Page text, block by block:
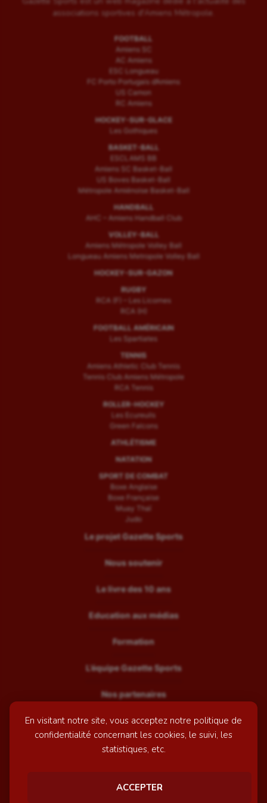
En visitant notre site, vous acceptez notre politique de
confidentialité concernant les cookies, le suivi, les
statistiques, etc.
ACCEPTER
associations sportives d'Amiens Métropole.
FOOTBALL
Amiens SC
AC Amiens
ESC Longueau
FC Porto Portugais d’Amiens
US Camon
RC Amiens
HOCKEY-SUR-GLACE
Les Gothiques
BASKET-BALL
ESCLAMS BB
Amiens SC Basket-Ball
US Boves Basket-Ball
Métropole Amiénoise Basket-Ball
HANDBALL
AHC – Amiens Handball Club
VOLLEY-BALL
Amiens Métropole Volley Ball
Longueau Amiens Metropole Volley Ball
HOCKEY-SUR-GAZON
RUGBY
RCA (F) – Les Licornes
RCA (H)
FOOTBALL AMÉRICAIN
Les Spartiates
TENNIS
Amiens Athletic Club Tennis
Tennis Club Amiens Métropole
RCA Tennis
ROLLER-HOCKEY
Les Ecureuils
Green Falcons
ATHLÉTISME
NATATION
SPORT DE COMBAT
Boxe Anglaise
Boxe Française
Muay Thaï
Judo
Le projet Gazette Sports
Nous soutenir
Le livre des 10 ans
Education aux médias
Formation
L’équipe Gazette Sports
Nos partenaires
Recrutement
Mentions légales